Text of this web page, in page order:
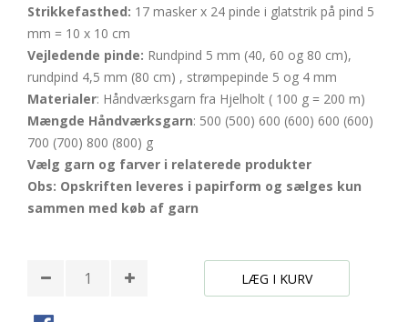
Strikkefasthed: 17 masker x 24 pinde i glatstrik på pind 5
mm = 10 x 10 cm
Vejledende pinde: Rundpind 5 mm (40, 60 og 80 cm),
rundpind 4,5 mm (80 cm) , strømpepinde 5 og 4 mm
Materialer: Håndværksgarn fra Hjelholt ( 100 g = 200 m)
Mængde Håndværksgarn: 500 (500) 600 (600) 600 (600)
700 (700) 800 (800) g
Vælg garn og farver i relaterede produkter
Obs: Opskriften leveres i papirform og sælges kun
sammen med køb af garn
LÆG I KURV